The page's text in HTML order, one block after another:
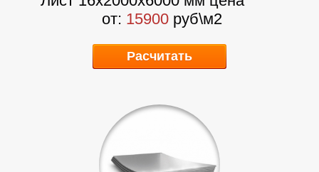
от: 15900руб\м2
Расчитать